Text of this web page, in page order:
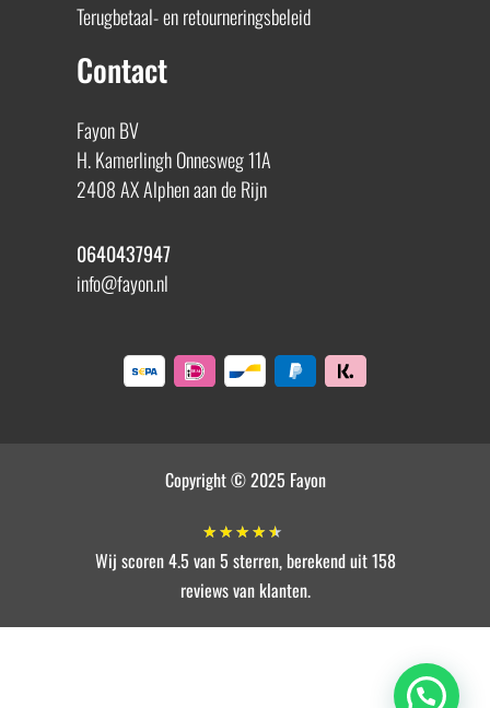
Terugbetaal- en retourneringsbeleid
Contact
Fayon BV
H. Kamerlingh Onnesweg 11A
2408 AX Alphen aan de Rijn
0640437947
info@fayon.nl
Copyright © 2025 Fayon
★ ★ ★ ★ ★
Wij scoren 4.5 van 5 sterren, berekend uit 158
reviews van klanten.